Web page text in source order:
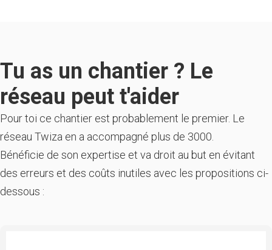
Tu as un chantier ? Le
réseau peut t'aider
Pour toi ce chantier est probablement le premier. Le
réseau Twiza en a accompagné plus de 3000.
Bénéficie de son expertise et va droit au but en évitant
des erreurs et des coûts inutiles avec les propositions ci-
dessous :